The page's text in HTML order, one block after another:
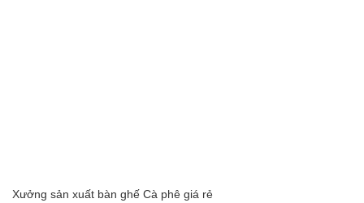
Xưởng sản xuất bàn ghế Cà phê giá rẻ